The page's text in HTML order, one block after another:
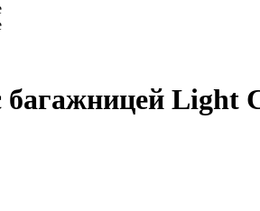
Light